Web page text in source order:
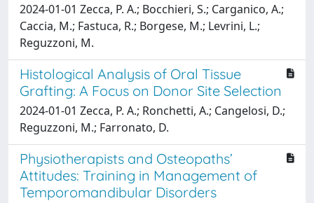
2024-01-01 Zecca, P. A.; Bocchieri, S.; Carganico, A.;
Caccia, M.; Fastuca, R.; Borgese, M.; Levrini, L.;
Reguzzoni, M.
Histological Analysis of Oral Tissue
Grafting: A Focus on Donor Site Selection
2024-01-01 Zecca, P. A.; Ronchetti, A.; Cangelosi, D.;
Reguzzoni, M.; Farronato, D.
Physiotherapists and Osteopaths’
Attitudes: Training in Management of
Temporomandibular Disorders